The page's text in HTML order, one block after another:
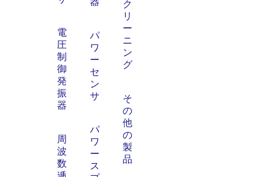
電
圧
制
御
発
振
器
周
波
数
パ
ワ
ー
セ
ン
サ
パ
ワ
ー
ス
ク
リ
ー
ニ
ン
グ
そ
の
他
の
製
品